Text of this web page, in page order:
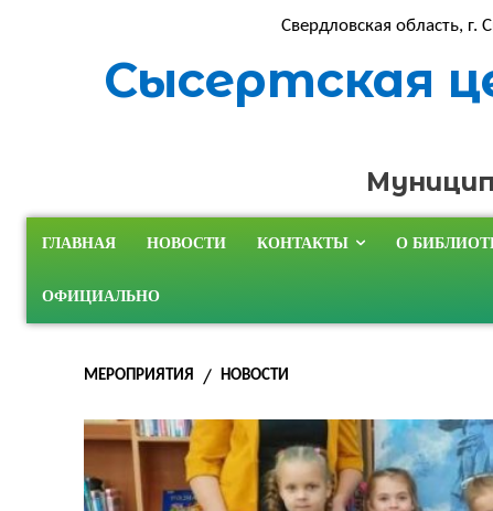
Свердловская область, г.
Сысертская
ГЛАВНАЯ НОВОСТИ КОНТАКТЫ О
ОФИЦИАЛЬНО
МЕРОПРИЯТИЯ НОВОСТИ